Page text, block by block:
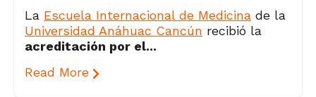
La Escuela Internacional de Medicina de la
Universidad Anáhuac Cancún recibió la
acreditación por el...
Read More